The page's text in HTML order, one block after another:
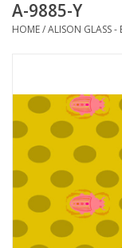
Herfst & Halloween
Laatste Kans
Cadeaubonnen
Nanno Blog
A-9885-Y
HOME/ALISON GLASS